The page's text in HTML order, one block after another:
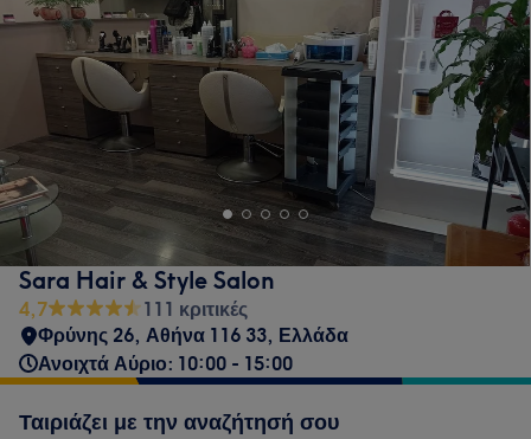
Sara Hair & Style Salon
4,7
111 κριτικές
Φρύνης 26, Αθήνα 116 33, Ελλάδα
Ανοιχτά Αύριο: 10:00 - 15:00
Ταιριάζει με την αναζήτησή σου